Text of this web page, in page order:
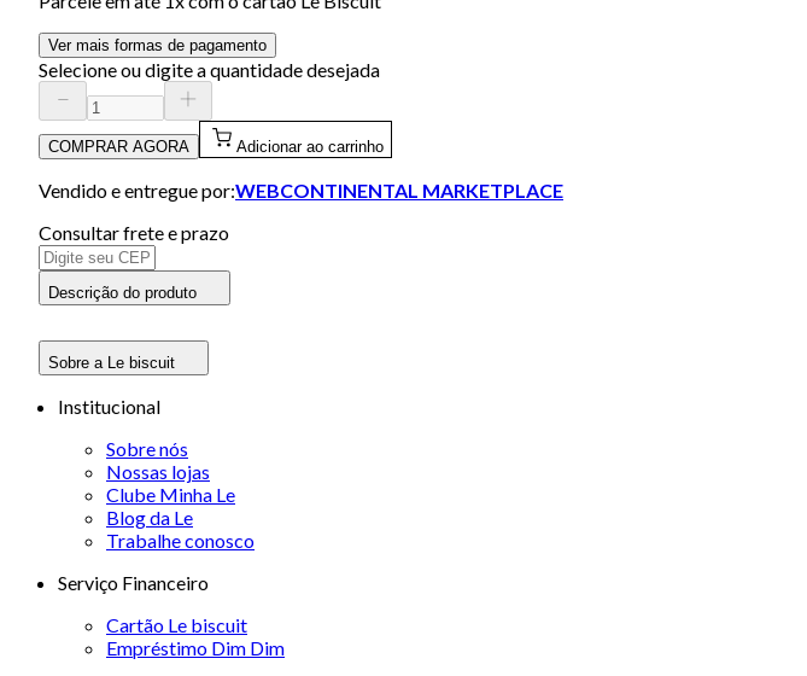
Ver mais formas de pagamento
Selecione ou digite a quantidade desejada
COMPRAR AGORA Adicionar ao carrinho
Vendido e entregue por:WEBCONTINENTAL MARKETPLACE
Consultar frete e prazo
Descrição do produto
Sobre a Le biscuit
Institucional
Sobre nós
Nossas lojas
Clube Minha Le
Blog da Le
Trabalhe conosco
Serviço Financeiro
Cartão Le biscuit
Empréstimo Dim Dim